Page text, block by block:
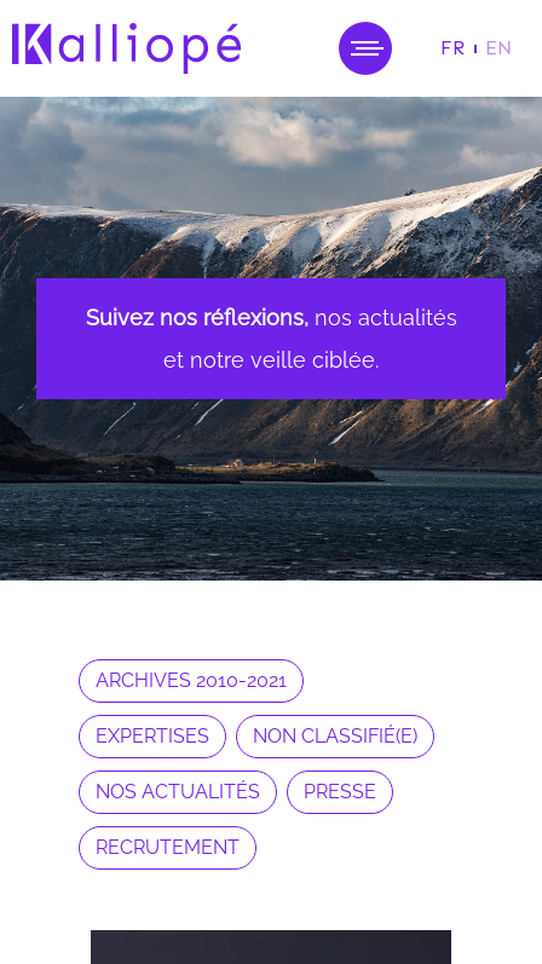
FR EN
Suivez nos réflexions, nos actualités
et notre veille ciblée.
ARCHIVES 2010-2021
EXPERTISES NON CLASSIFIÉ(E)
NOS ACTUALITÉS PRESSE
RECRUTEMENT